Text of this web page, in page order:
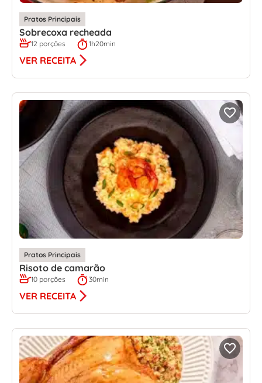
Pratos Principais
Sobrecoxa recheada
12 porções 1h20min
VER RECEITA
Pratos Principais
Risoto de camarão
10 porções 30min
VER RECEITA